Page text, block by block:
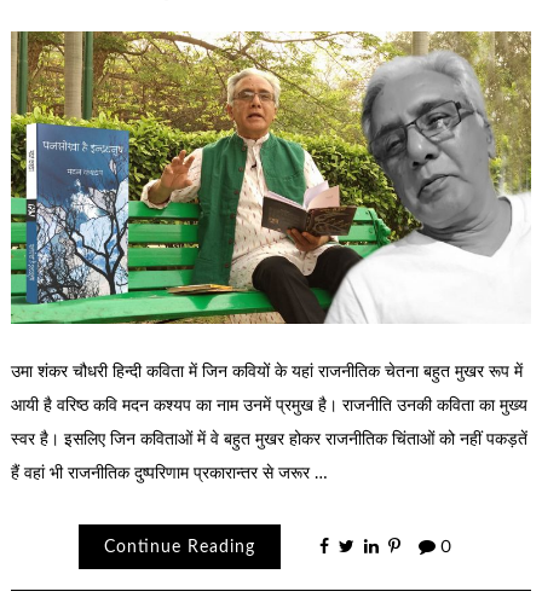
उमा शंकर चौधरी हिन्दी कविता में जिन कवियों के यहां राजनीतिक चेतना बहुत मुखर रूप में
आयी है वरिष्ठ कवि मदन कश्यप का नाम उनमें प्रमुख है। राजनीति उनकी कविता का मुख्य
स्वर है। इसलिए जिन कविताओं में वे बहुत मुखर होकर राजनीतिक चिंताओं को नहीं पकड़तें
हैं वहां भी राजनीतिक दुष्परिणाम प्रकारान्तर से जरूर …
Continue Reading 0